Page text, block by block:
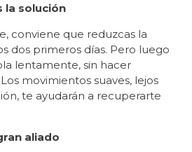
la solución
conviene que reduzcas la
dos primeros días. Pero luego
lentamente, sin hacer
movimientos suaves, lejos
te ayudarán a recuperarte
aliado